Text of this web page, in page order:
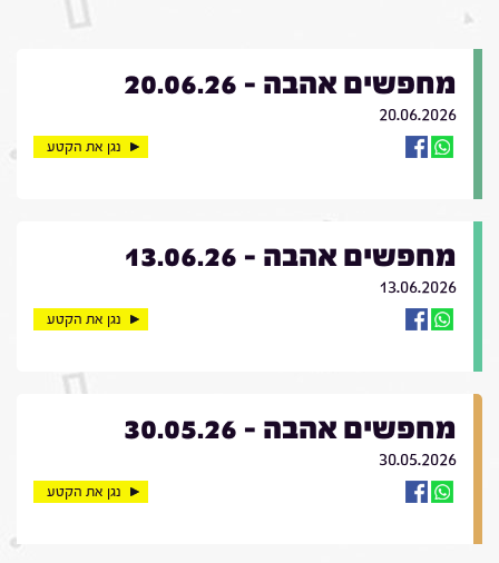
מחפשים אהבה - 20.06.26
20.06.2026
נגן את הקטע
מחפשים אהבה - 13.06.26
13.06.2026
נגן את הקטע
מחפשים אהבה - 30.05.26
30.05.2026
נגן את הקטע